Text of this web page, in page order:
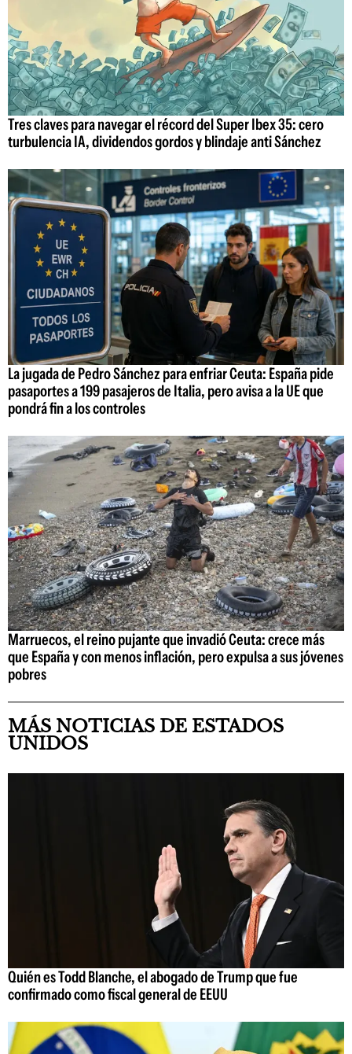
Tres claves para navegar el récord del Super Ibex 35: cero
turbulencia IA, dividendos gordos y blindaje anti Sánchez
La jugada de Pedro Sánchez para enfriar Ceuta: España pide
pasaportes a 199 pasajeros de Italia, pero avisa a la UE que
pondrá fin a los controles
Marruecos, el reino pujante que invadió Ceuta: crece más
que España y con menos inflación, pero expulsa a sus jóvenes
pobres
MÁS NOTICIAS DE ESTADOS
UNIDOS
Quién es Todd Blanche, el abogado de Trump que fue
confirmado como fiscal general de EEUU